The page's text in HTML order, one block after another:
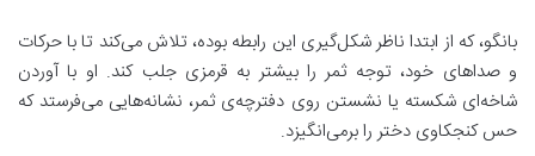
بانگو، که از ابتدا ناظر شکل‌گیری این رابطه بوده، تلاش می‌کند تا با حرکات
و صداهای خود، توجه ثمر را بیشتر به قرمزی جلب کند. او با آوردن
شاخه‌ای شکسته یا نشستن روی دفترچه‌ی ثمر، نشانه‌هایی می‌فرستد که
حس کنجکاوی دختر را برمی‌انگیزد.